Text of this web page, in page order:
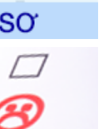
chính sửa
đổi khí hậu
và Môi